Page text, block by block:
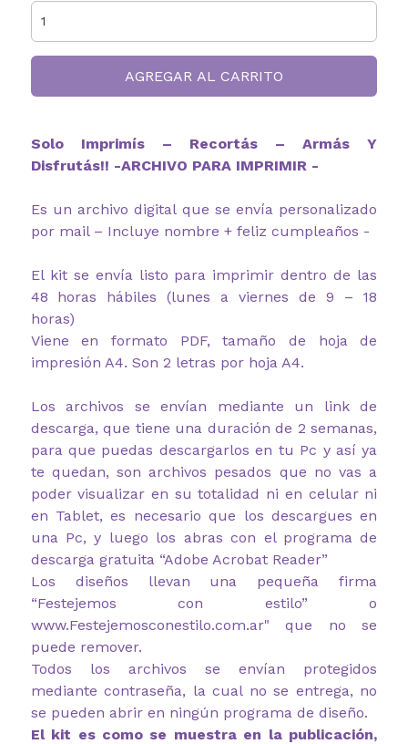
AGREGAR AL CARRITO
Solo Imprimís – Recortás – Armás Y
Disfrutás!! -ARCHIVO PARA IMPRIMIR -
Es un archivo digital que se envía personalizado
por mail – Incluye nombre + feliz cumpleaños -
El kit se envía listo para imprimir dentro de las
48 horas hábiles (lunes a viernes de 9 – 18
horas)
Viene en formato PDF, tamaño de hoja de
impresión A4. Son 2 letras por hoja A4.
Los archivos se envían mediante un link de
descarga, que tiene una duración de 2 semanas,
para que puedas descargarlos en tu Pc y así ya
te quedan, son archivos pesados que no vas a
poder visualizar en su totalidad ni en celular ni
en Tablet, es necesario que los descargues en
una Pc, y luego los abras con el programa de
descarga gratuita “Adobe Acrobat Reader”
Los diseños llevan una pequeña firma
“Festejemos con estilo” o
www.Festejemosconestilo.com.ar" que no se
puede remover.
Todos los archivos se envían protegidos
mediante contraseña, la cual no se entrega, no
se pueden abrir en ningún programa de diseño.
El kit es como se muestra en la publicación,